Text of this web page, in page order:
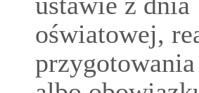
oświatowej,